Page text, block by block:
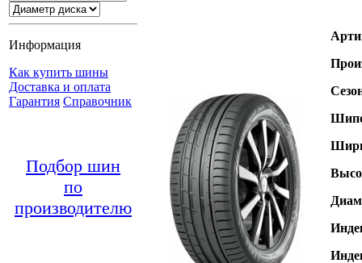
Информация
Как купить шины
Доставка и оплата
Гарантия Справочник
Подбор шин
по
производителю